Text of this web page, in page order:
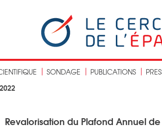
SONDAGE PUBLICATIONS
2022
Revalorisation du Plafond Annuel